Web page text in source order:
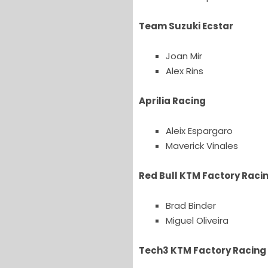
Team Suzuki Ecstar
Joan Mir
Alex Rins
Aprilia Racing
Aleix Espargaro
Maverick Vinales
Red Bull KTM Factory
Brad Binder
Miguel Oliveira
Tech3 KTM Factory Racing